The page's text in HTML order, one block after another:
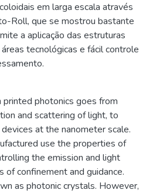
em larga escala através
Roll, que se mostrou bastante
a aplicação das estruturas
tecnológicas e fácil controle
photonics goes from
and scattering of light, to
at the nanometer scale.
use the properties of
the emission and light
of confinement and guidance.
as photonic crystals. However,